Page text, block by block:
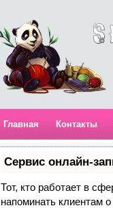
Главная Контакты
Сервис онлайн-
Тот, кто работает в
напоминать клиентам